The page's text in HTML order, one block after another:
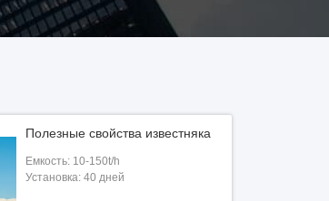
Полезные свойства известняка
Емкость: 10-150t/h
Установка: 40 дней